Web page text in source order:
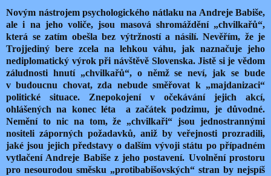
Novým nástrojem psychologického nátlaku na Andreje Babiše,
ale i na jeho voliče, jsou masová shromáždění „chvilkařů“,
která se zatím obešla bez výtržností a násilí. Nevěřím, že je
Trojjediný bere zcela na lehkou váhu, jak naznačuje jeho
nediplomatický výrok při návštěvě Slovenska. Jistě si je vědom
záludnosti hnutí „chvilkařů“, o němž se neví, jak se bude
v budoucnu chovat, zda nebude směřovat k „majdanizaci“
politické situace. Znepokojení v očekávání jejich akcí,
ohlášených na konec léta
a začátek podzimu, je důvodné.
Nemění to nic na tom, že „chvilkaři“ jsou jednostrannými
nositeli záporných požadavků, aniž by veřejnosti prozradili,
jaké jsou jejich představy o dalším vývoji státu po případném
vytlačení Andreje Babiše z jeho postavení. Uvolnění prostoru
pro nesourodou směsku „protibabišovských“ stran by nejspíš